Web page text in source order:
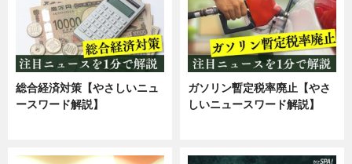
総合経済対策【やさしいニュ
ースワード解説】
ガソリン暫定税率廃止【やさ
しいニュースワード解説】